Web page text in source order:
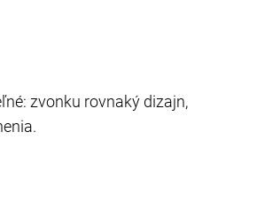
zvonku rovnaký dizajn,